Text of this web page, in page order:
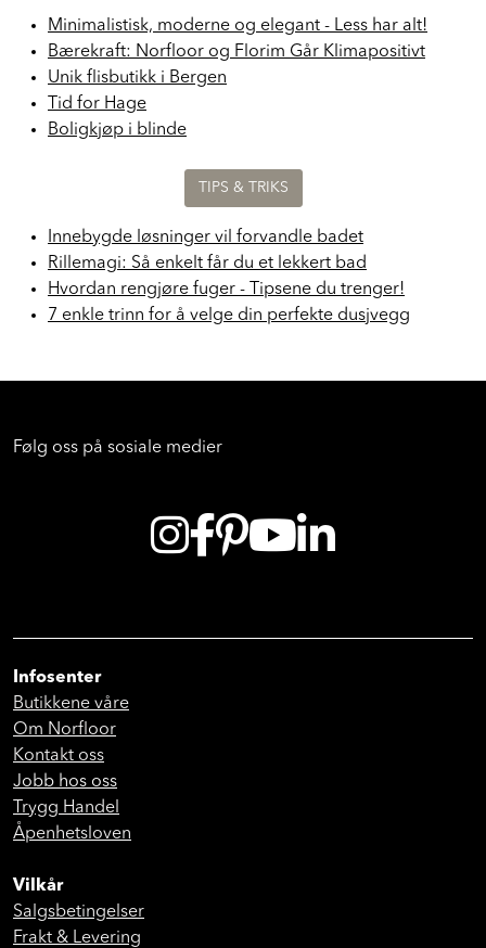
Minimalistisk, moderne og elegant - Less har alt!
Bærekraft: Norfloor og Florim Går Klimapositivt
Unik flisbutikk i Bergen
Tid for Hage
Boligkjøp i blinde
TIPS & TRIKS
Innebygde løsninger vil forvandle badet
Rillemagi: Så enkelt får du et lekkert bad
Hvordan rengjøre fuger - Tipsene du trenger!
7 enkle trinn for å velge din perfekte dusjvegg
Følg oss på sosiale medier
Infosenter
Butikkene våre
Om Norfloor
Kontakt oss
Jobb hos oss
Trygg Handel
Åpenhetsloven
Vilkår
Salgsbetingelser
Frakt & Levering